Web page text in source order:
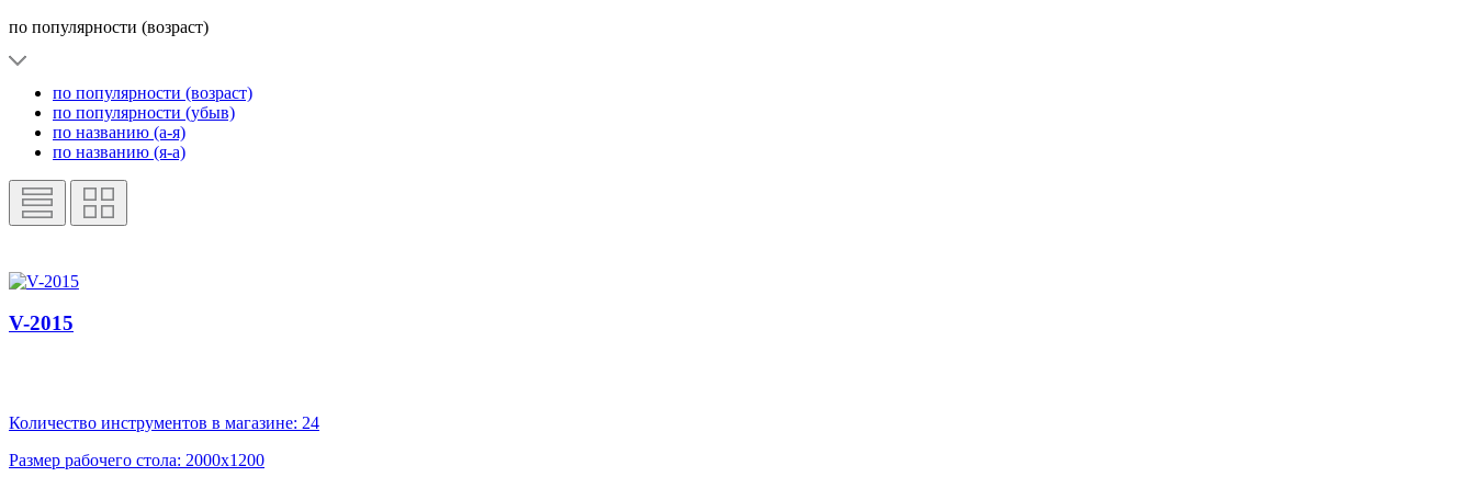
по популярности (возраст)
по популярности (возраст)
по популярности (убыв)
по названию (а-я)
по названию (я-а)
V-2015
Количество инструментов в магазине: 24
Размер рабочего стола: 2000х1200